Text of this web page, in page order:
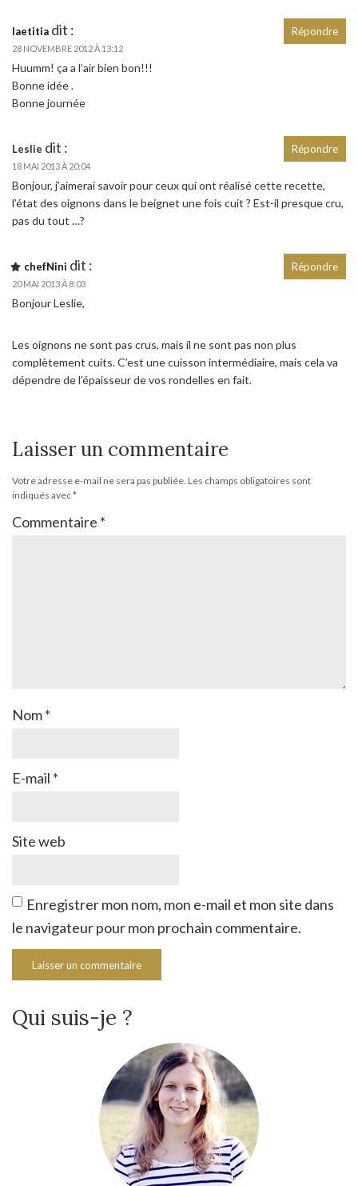
laetitia dit :
28 NOVEMBRE 2012 À 13:12
Huumm! ça a l’air bien bon!!!
Bonne idée .
Bonne journée
Répondre
Leslie dit :
18 MAI 2013 À 20:04
Bonjour, j’aimerai savoir pour ceux qui ont réalisé cette recette,
l’état des oignons dans le beignet une fois cuit ? Est-il presque cru,
pas du tout …?
Répondre
chefNini dit :
20 MAI 2013 À 8:03
Bonjour Leslie,
Les oignons ne sont pas crus, mais il ne sont pas non plus
complètement cuits. C’est une cuisson intermédiaire, mais cela va
dépendre de l’épaisseur de vos rondelles en fait.
Répondre
Laisser un commentaire
Votre adresse e-mail ne sera pas publiée. Les champs obligatoires sont
indiqués avec*
Commentaire *
Nom*
E-mail *
Site web
Enregistrer mon nom, mon e-mail et mon site dans
le navigateur pour mon prochain commentaire.
Qui suis-je ?